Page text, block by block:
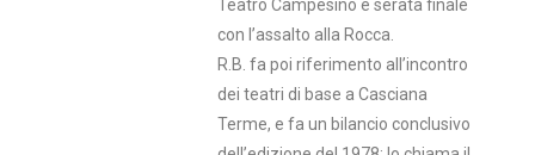
Teatro Campesino e serata finale
con l’assalto alla Rocca.
R.B. fa poi riferimento all’incontro
dei teatri di base a Casciana
Terme, e fa un bilancio conclusivo